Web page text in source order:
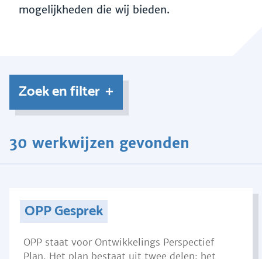
mogelijkheden die wij bieden.
Zoek en filter
30 werkwijzen gevonden
OPP Gesprek
OPP staat voor Ontwikkelings Perspectief
Plan. Het plan bestaat uit twee delen: het